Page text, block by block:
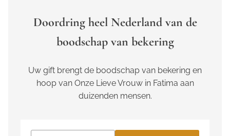
Doordring heel Nederland van de
boodschap van bekering
Uw gift brengt de boodschap van bekering en
hoop van Onze Lieve Vrouw in Fatima aan
duizenden mensen.